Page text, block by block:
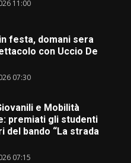
11:00
festa, domani sera
con Uccio De
07:30
e Mobilità
premiati gli studenti
del bando “La strada
07:15